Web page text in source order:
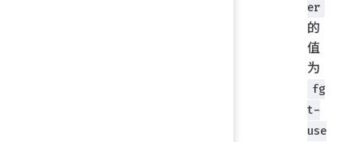
er
的
值
为
fg
t-
use